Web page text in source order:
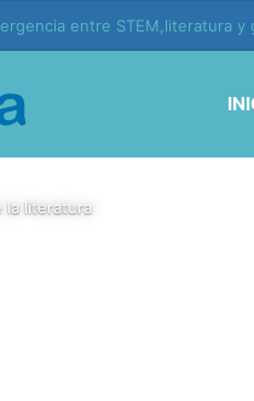
educación y vida en la
la literatura